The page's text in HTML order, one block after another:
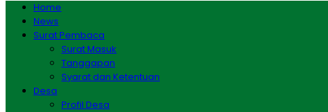
Home
News
Surat Pembaca
Surat Masuk
Tanggapan
Syarat dan Ketentuan
Desa
Profil Desa